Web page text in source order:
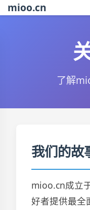
mioo.cn
了解
我们的故
mioo.cn成立
好者提供最全